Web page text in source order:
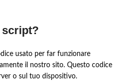
script?
usato per far funzionare
il nostro sito. Questo codice
o sul tuo dispositivo.